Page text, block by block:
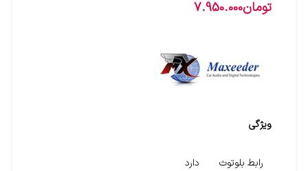
تومان7.950.000
ویژگی
رابط بلوتوث دارد